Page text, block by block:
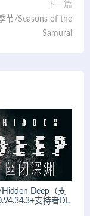
下一篇
节/Seasons of the
Samurai
Deep（支
支持者DL